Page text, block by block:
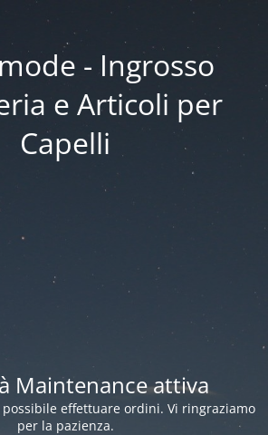
- Ingrosso
e Articoli per
Capelli
Maintenance attiva
effettuare ordini. Vi ringraziamo
per la pazienza.